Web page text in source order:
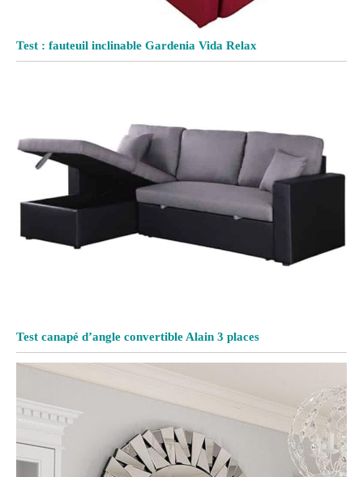
Test : fauteuil inclinable Gardenia Vida Relax
Test canapé d’angle convertible Alain 3 places